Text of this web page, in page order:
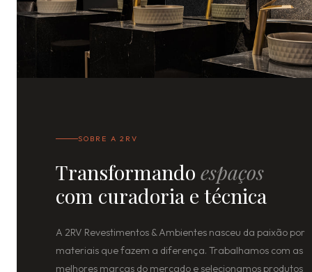
SOBRE A 2RV
Transformando espaços
com curadoria e técnica
A 2RV Revestimentos & Ambientes nasceu da paixão por
materiais que fazem a diferença. Trabalhamos com as
melhores marcas do mercado e selecionamos produtos